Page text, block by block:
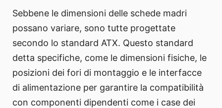
Sebbene le dimensioni delle schede madri
possano variare, sono tutte progettate
secondo lo standard ATX. Questo standard
detta specifiche, come le dimensioni fisiche, le
posizioni dei fori di montaggio e le interfacce
di alimentazione per garantire la compatibilità
con componenti dipendenti come i case dei